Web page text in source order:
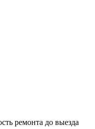
ремонта до выезда